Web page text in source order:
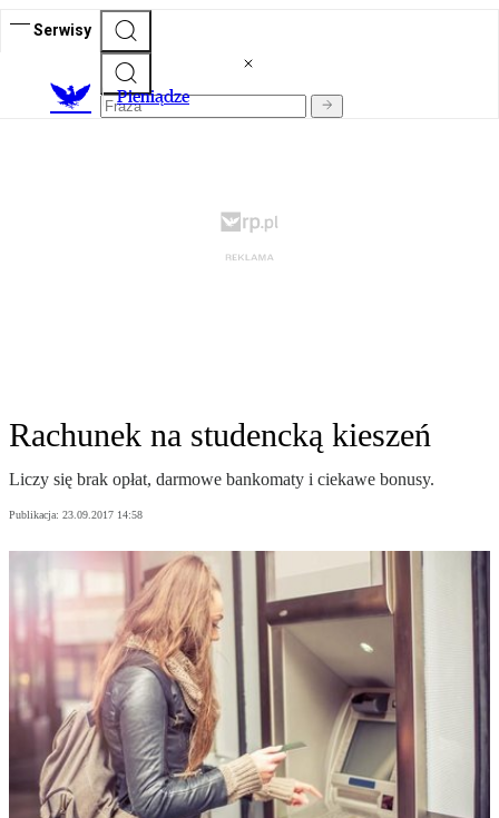
Serwisy
Pieniądze
Rachunek na studencką kieszeń
Liczy się brak opłat, darmowe bankomaty i ciekawe bonusy.
Publikacja: 23.09.2017 14:58